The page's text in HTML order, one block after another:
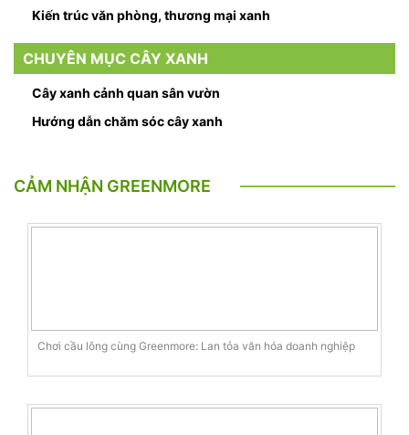
Kiến trúc văn phòng, thương mại xanh
CHUYÊN MỤC CÂY XANH
Cây xanh cảnh quan sân vườn
Hướng dẫn chăm sóc cây xanh
CẢM NHẬN GREENMORE
Chơi cầu lông cùng Greenmore: Lan tỏa văn hóa doanh nghiệp